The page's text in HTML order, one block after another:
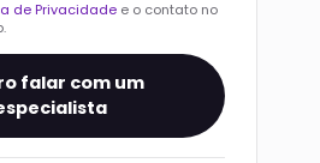
de Privacidade e o contato no
falar com um